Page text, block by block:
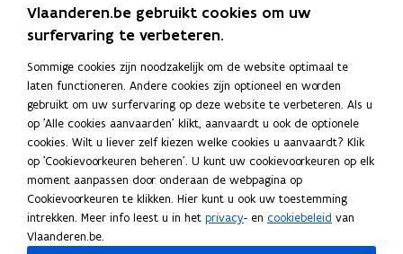
Academische samenwerking
Nieuws
Evenementen
Contact
Pers
Vlaanderen.be gebruikt cookies om uw
surfervaring te verbeteren.
Sommige cookies zijn noodzakelijk om de website optimaal te
laten functioneren. Andere cookies zijn optioneel en worden
gebruikt om uw surfervaring op deze website te verbeteren. Als u
op 'Alle cookies aanvaarden' klikt, aanvaardt u ook de optionele
cookies. Wilt u liever zelf kiezen welke cookies u aanvaardt? Klik
op 'Cookievoorkeuren beheren'. U kunt uw cookievoorkeuren op elk
moment aanpassen door onderaan de webpagina op
Cookievoorkeuren te klikken. Hier kunt u ook uw toestemming
intrekken. Meer info leest u in het privacy- en cookiebeleid van
Vlaanderen.be.